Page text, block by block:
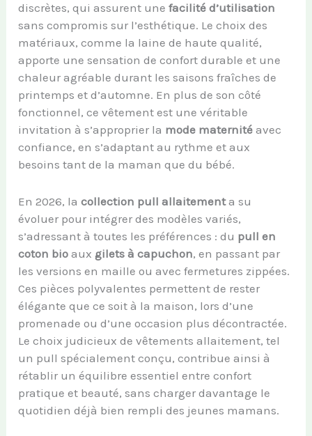
discrètes, qui assurent unefacilité d’utilisation
sans compromis sur l’esthétique. Le choix des
matériaux, comme la laine de haute qualité,
apporte une sensation de confort durable et une
chaleur agréable durant les saisons fraîches de
printemps et d’automne. En plus de son côté
fonctionnel, ce vêtement est une véritable
invitation à s’approprier la mode maternité avec
confiance, en s’adaptant au rythme et aux
besoins tant de la maman que du bébé.
En 2026, lacollection pull allaitementa su
évoluer pour intégrer des modèles variés,
s’adressant à toutes les préférences : du pull en
coton bio aux gilets à capuchon, en passant par
les versions en maille ou avec fermetures zippées.
Ces pièces polyvalentes permettent de rester
élégante que ce soit à la maison, lors d’une
promenade ou d’une occasion plus décontractée.
Le choix judicieux de vêtements allaitement, tel
un pull spécialement conçu, contribue ainsi à
rétablir un équilibre essentiel entre confort
pratique et beauté, sans charger davantage le
quotidien déjà bien rempli des jeunes mamans.